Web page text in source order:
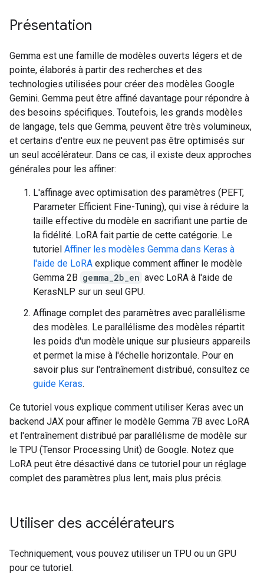
Présentation
Gemma est une famille de modèles ouverts légers et de
pointe, élaborés à partir des recherches et des
technologies utilisées pour créer des modèles Google
Gemini. Gemma peut être affiné davantage pour répondre à
des besoins spécifiques. Toutefois, les grands modèles
de langage, tels que Gemma, peuvent être très volumineux,
et certains d'entre eux ne peuvent pas être optimisés sur
un seul accélérateur. Dans ce cas, il existe deux approches
générales pour les affiner:
L'affinage avec optimisation des paramètres (PEFT,
Parameter Efficient Fine-Tuning), qui vise à réduire la
taille effective du modèle en sacrifiant une partie de
la fidélité. LoRA fait partie de cette catégorie. Le
tutoriel Affiner les modèles Gemma dans Keras à
l'aide de LoRA explique comment affiner le modèle
Gemma 2B gemma_2b_en avec LoRA à l'aide de
KerasNLP sur un seul GPU.
Affinage complet des paramètres avec parallélisme
des modèles. Le parallélisme des modèles répartit
les poids d'un modèle unique sur plusieurs appareils
et permet la mise à l'échelle horizontale. Pour en
savoir plus sur l'entraînement distribué, consultez ce
guide Keras.
Ce tutoriel vous explique comment utiliser Keras avec un
backend JAX pour affiner le modèle Gemma 7B avec LoRA
et l'entraînement distribué par parallélisme de modèle sur
le TPU (Tensor Processing Unit) de Google. Notez que
LoRA peut être désactivé dans ce tutoriel pour un réglage
complet des paramètres plus lent, mais plus précis.
Utiliser des accélérateurs
Techniquement, vous pouvez utiliser un TPU ou un GPU
pour ce tutoriel.